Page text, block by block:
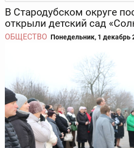
В Стародубском округе
открыли детский сад
ОБЩЕСТВО Понедельник, 1 декабрь